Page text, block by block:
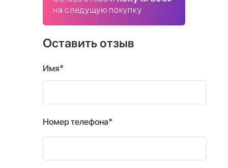
на следущую покупку
Оставить отзыв
Имя*
Номер телефона*